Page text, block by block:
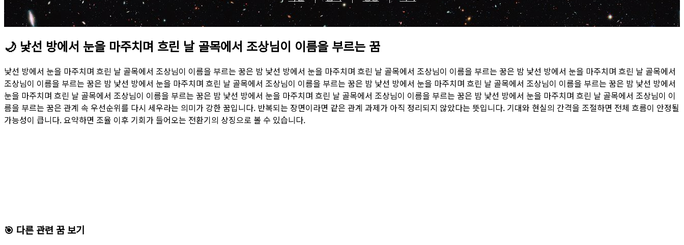
🌙 낯선 방에서 눈을 마주치며 흐린 날 골목에서 조상님이 이름을 부르는 꿈
낯선 방에서 눈을 마주치며 흐린 날 골목에서 조상님이 이름을 부르는 꿈은 밤 낯선 방에서 눈을 마주치며 흐린 날 골목에서 조상님이 이름을 부르는 꿈은 밤 낯선 방에서 눈을 마주치며 흐린 날 골목에서
조상님이 이름을 부르는 꿈은 밤 낯선 방에서 눈을 마주치며 흐린 날 골목에서 조상님이 이름을 부르는 꿈은 밤 낯선 방에서 눈을 마주치며 흐린 날 골목에서 조상님이 이름을 부르는 꿈은 밤 낯선 방에서
눈을 마주치며 흐린 날 골목에서 조상님이 이름을 부르는 꿈은 밤 낯선 방에서 눈을 마주치며 흐린 날 골목에서 조상님이 이름을 부르는 꿈은 밤 낯선 방에서 눈을 마주치며 흐린 날 골목에서 조상님이 이
름을 부르는 꿈은 관계 속 우선순위를 다시 세우라는 의미가 강한 꿈입니다. 반복되는 장면이라면 같은 관계 과제가 아직 정리되지 않았다는 뜻입니다. 기대와 현실의 간격을 조절하면 전체 흐름이 안정될
가능성이 큽니다. 요약하면 조율 이후 기회가 들어오는 전환기의 상징으로 볼 수 있습니다.
🎯 다른 관련 꿈 보기